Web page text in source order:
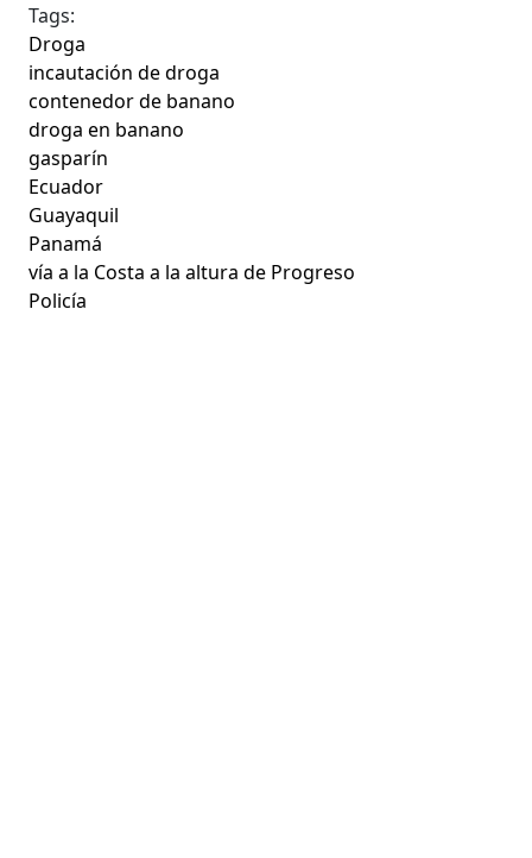
Tags:
Droga
incautación de droga
contenedor de banano
droga en banano
gasparín
Ecuador
Guayaquil
Panamá
vía a la Costa a la altura de Progreso
Policía